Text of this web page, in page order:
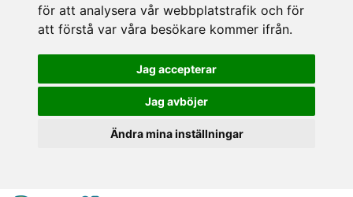
för att analysera vår webbplatstrafik och för
att förstå var våra besökare kommer ifrån.
Jag accepterar
Jag avböjer
Ändra mina inställningar